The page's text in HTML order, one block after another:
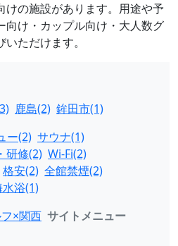
けの施設があります。用途や予
向け・カップル向け・大人数グ
ただけます。
鹿島(2) 鉾田市(1)
ー(2) サウナ(1)
研修(2) Wi-Fi(2)
格安(2) 全館禁煙(2)
浴(1)
×関西 サイトメニュー